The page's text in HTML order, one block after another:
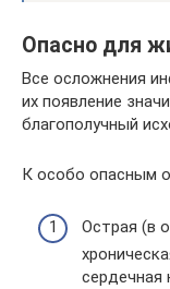
Опасно для
Все осложнения
их появление
благополучный
К особо опасным
Острая (в
сердечная